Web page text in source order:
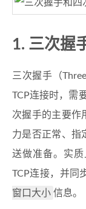
1. 三次握
三次握手（
TCP连接时，需
次握手的主要作
力是否正常、指
送做准备。实
TCP连接，并同
窗口大小 信息。